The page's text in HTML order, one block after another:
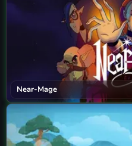
Near-Mage